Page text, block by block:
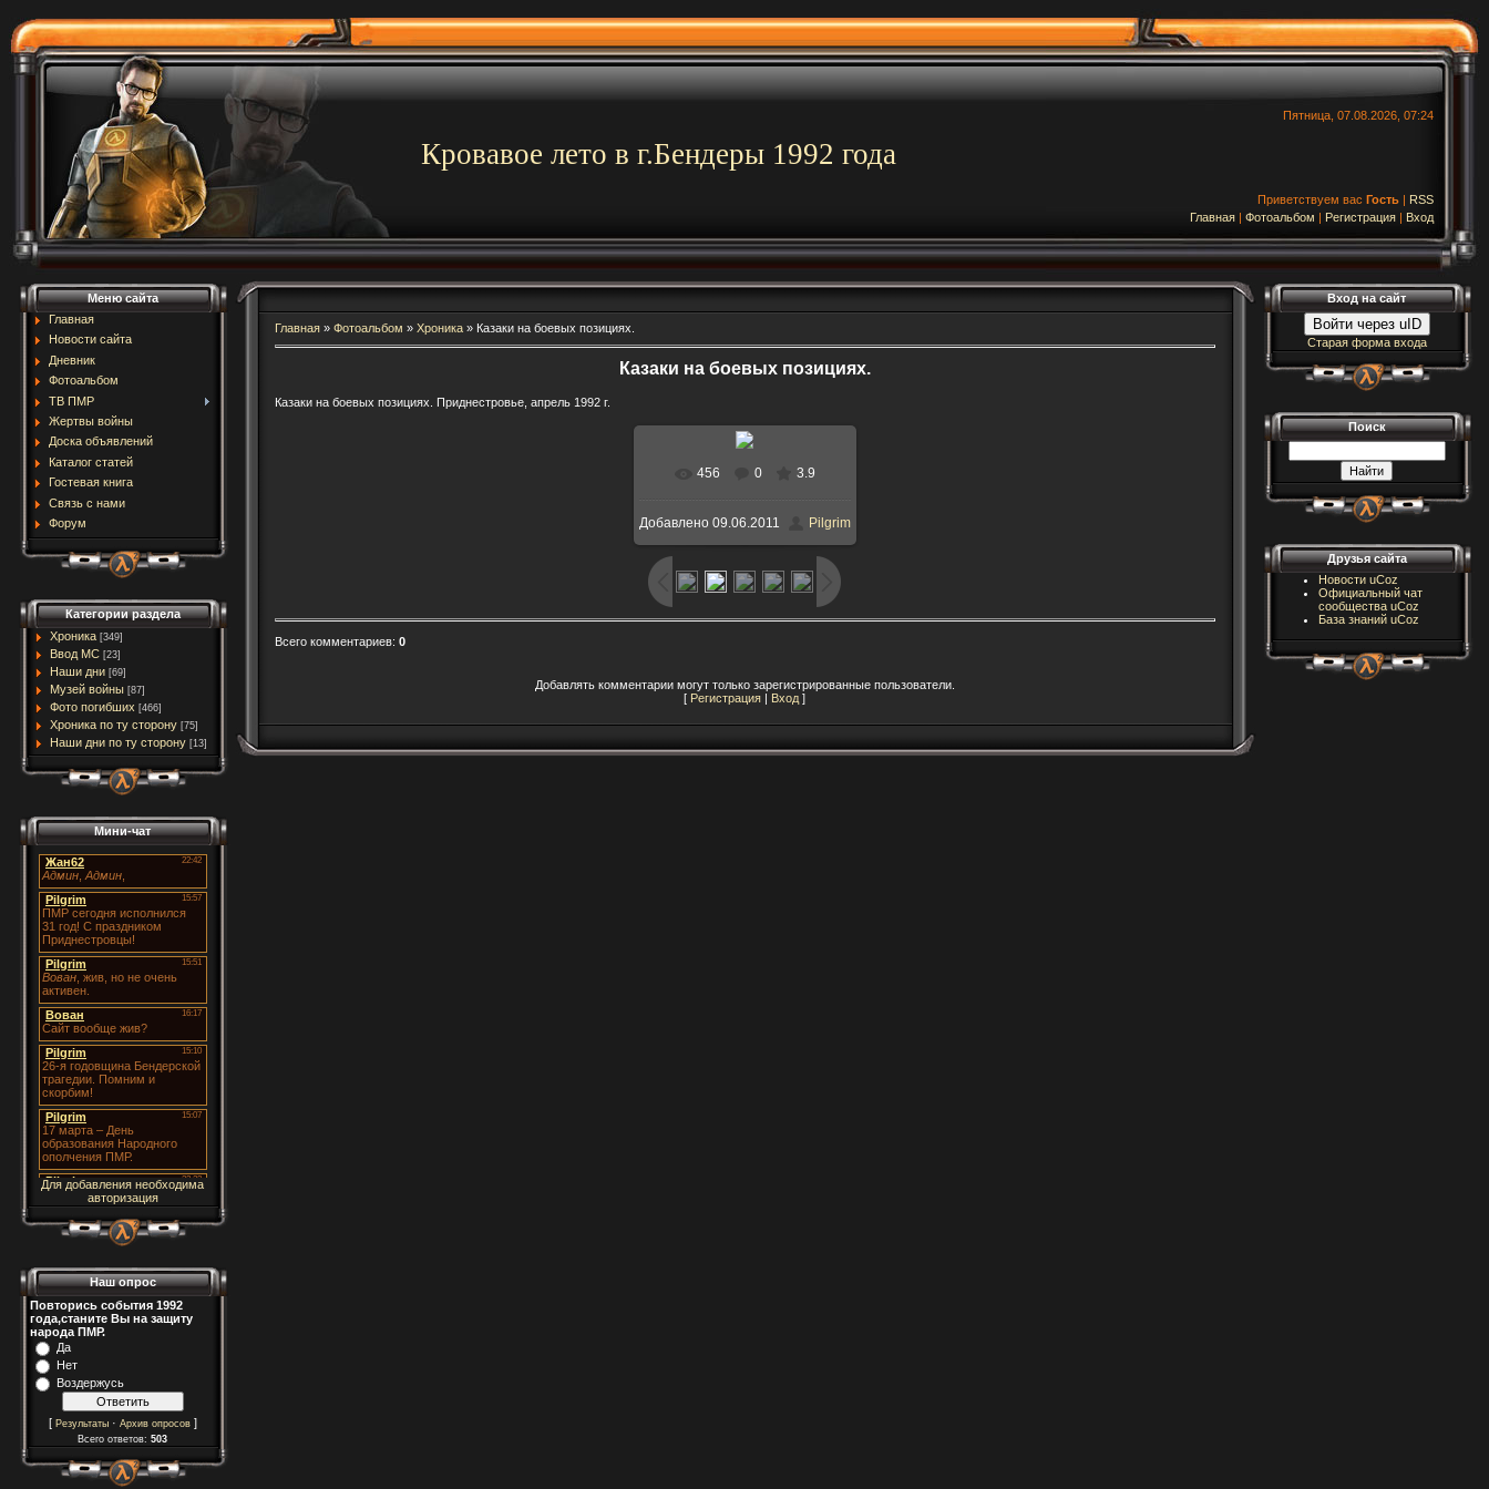
Пятница, 07.08.2026, 07:24
Кровавое лето в г.Бендеры 1992 года
Приветствуем вас Гость | RSS
Главная | Фотоальбом | Регистрация | Вход
Меню сайта
Главная
Новости сайта
Дневник
Фотоальбом
ТВ ПМР
Жертвы войны
Доска объявлений
Каталог статей
Гостевая книга
Связь с нами
Форум
Категории раздела
Хроника [349]
Ввод МC [23]
Наши дни [69]
Музей войны [87]
Фото погибших [466]
Хроника по ту сторону [75]
Наши дни по ту сторону [13]
Мини-чат
Для добавления необходима
авторизация
Наш опрос
Повторись события 1992
года,станите Вы на защиту
народа ПМР.
Да
Нет
Воздержусь
[ Результаты· Архив опросов]
Всего ответов: 503
Главная » Фотоальбом » Хроника » Казаки на боевых позициях.
Казаки на боевых позициях.
Казаки на боевых позициях. Приднестровье, апрель 1992 г.
456 0 3.9
Добавлено09.06.2011 Pilgrim
Всего комментариев: 0
Добавлять комментарии могут только зарегистрированные пользователи.
[ Регистрация | Вход ]
Вход на сайт
Войти через uID
Старая форма входа
Поиск
Друзья сайта
Новости uCoz
Официальный чат
сообщества uCoz
База знаний uCoz